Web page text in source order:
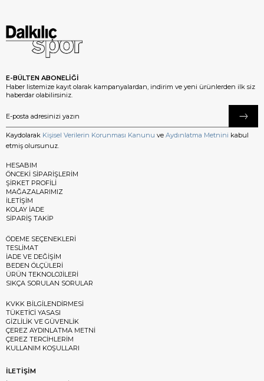
E-BÜLTEN ABONELİĞİ
Haber listemize kayıt olarak kampanyalardan, indirim ve yeni ürünlerden ilk siz
haberdar olabilirsiniz.
Kaydolarak Kişisel Verilerin Korunması Kanunu ve Aydınlatma Metnini kabul
etmiş olursunuz.
HESABIM
ÖNCEKİ SİPARİŞLERİM
ŞİRKET PROFİLİ
MAĞAZALARIMIZ
İLETİŞİM
KOLAY İADE
SİPARİŞ TAKİP
ÖDEME SEÇENEKLERİ
TESLİMAT
İADE VE DEĞİŞİM
BEDEN ÖLÇÜLERİ
ÜRÜN TEKNOLOJİLERİ
SIKÇA SORULAN SORULAR
KVKK BİLGİLENDİRMESİ
TÜKETİCİ YASASI
GİZLİLİK VE GÜVENLİK
ÇEREZ AYDINLATMA METNİ
ÇEREZ TERCİHLERİM
KULLANIM KOŞULLARI
İLETİŞİM